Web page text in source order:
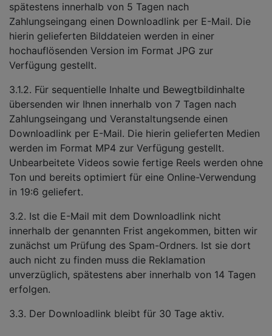
spätestens innerhalb von 5 Tagen nach
Zahlungseingang einen Downloadlink per E-Mail. Die
hierin gelieferten Bilddateien werden in einer
hochauflösenden Version im Format JPG zur
Verfügung gestellt.
3.1.2. Für sequentielle Inhalte und Bewegtbildinhalte
übersenden wir Ihnen innerhalb von 7 Tagen nach
Zahlungseingang und Veranstaltungsende einen
Downloadlink per E-Mail. Die hierin gelieferten Medien
werden im Format MP4 zur Verfügung gestellt.
Unbearbeitete Videos sowie fertige Reels werden ohne
Ton und bereits optimiert für eine Online-Verwendung
in 19:6 geliefert.
3.2. Ist die E-Mail mit dem Downloadlink nicht
innerhalb der genannten Frist angekommen, bitten wir
zunächst um Prüfung des Spam-Ordners. Ist sie dort
auch nicht zu finden muss die Reklamation
unverzüglich, spätestens aber innerhalb von 14 Tagen
erfolgen.
3.3. Der Downloadlink bleibt für 30 Tage aktiv.